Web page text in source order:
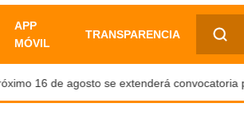
APP
MÓVIL
TRANSPARENCIA
✕
16 de agosto se extenderá convocatoria